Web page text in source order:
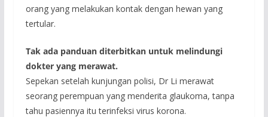
orang yang melakukan kontak dengan hewan yang
tertular.
Tak ada panduan diterbitkan untuk melindungi
dokter yang merawat.
Sepekan setelah kunjungan polisi, Dr Li merawat
seorang perempuan yang menderita glaukoma, tanpa
tahu pasiennya itu terinfeksi virus korona.